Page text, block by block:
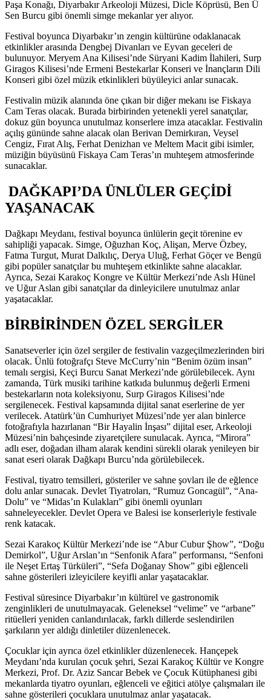
Paşa Konağı, Diyarbakır Arkeoloji Müzesi, Dicle Köprüsü, Ben Ü
Sen Burcu gibi önemli simge mekanlar yer alıyor.
Festival boyunca Diyarbakır’ın zengin kültürüne odaklanacak
etkinlikler arasında Dengbej Divanları ve Eyvan geceleri de
bulunuyor. Meryem Ana Kilisesi’nde Süryani Kadim İlahileri, Surp
Giragos Kilisesi’nde Ermeni Bestekarlar Konseri ve İnançların Dili
Konseri gibi özel müzik etkinlikleri büyüleyici anlar sunacak.
Festivalin müzik alanında öne çıkan bir diğer mekanı ise Fiskaya
Cam Teras olacak. Burada birbirinden yetenekli yerel sanatçılar,
dokuz gün boyunca unutulmaz konserlere imza atacaklar. Festivalin
açılış gününde sahne alacak olan Berivan Demirkıran, Veysel
Cengiz, Fırat Alış, Ferhat Denizhan ve Meltem Macit gibi isimler,
müziğin büyüsünü Fiskaya Cam Teras’ın muhteşem atmosferinde
sunacaklar.
DAĞKAPI’DA ÜNLÜLER GEÇİDİ
YAŞANACAK
Dağkapı Meydanı, festival boyunca ünlülerin geçit törenine ev
sahipliği yapacak. Simge, Oğuzhan Koç, Alişan, Merve Özbey,
Fatma Turgut, Murat Dalkılıç, Derya Uluğ, Ferhat Göçer ve Bengü
gibi popüler sanatçılar bu muhteşem etkinlikte sahne alacaklar.
Ayrıca, Sezai Karakoç Kongre ve Kültür Merkezi’nde Aslı Hünel
ve Uğur Aslan gibi sanatçılar da dinleyicilere unutulmaz anlar
yaşatacaklar.
BİRBİRİNDEN ÖZEL SERGİLER
Sanatseverler için özel sergiler de festivalin vazgeçilmezlerinden biri
olacak. Ünlü fotoğrafçı Steve McCurry’nin “Benim özüm insan”
temalı sergisi, Keçi Burcu Sanat Merkezi’nde görülebilecek. Aynı
zamanda, Türk musiki tarihine katkıda bulunmuş değerli Ermeni
bestekarların nota koleksiyonu, Surp Giragos Kilisesi’nde
sergilenecek. Festival kapsamında dijital sanat eserlerine de yer
verilecek. Atatürk’ün Cumhuriyet Müzesi’nde yer alan binlerce
fotoğrafıyla hazırlanan “Bir Hayalin İnşası” dijital eser, Arkeoloji
Müzesi’nin bahçesinde ziyaretçilere sunulacak. Ayrıca, “Mirora”
adlı eser, doğadan ilham alarak kendini sürekli olarak yenileyen bir
sanat eseri olarak Dağkapı Burcu’nda görülebilecek.
Festival, tiyatro temsilleri, gösteriler ve sahne şovları ile de eğlence
dolu anlar sunacak. Devlet Tiyatroları, “Rumuz Goncagül”, “Ana-
Dolu” ve “Midas’ın Kulakları” gibi önemli oyunları
sahneleyecekler. Devlet Opera ve Balesi ise konserleriyle festivale
renk katacak.
Sezai Karakoç Kültür Merkezi’nde ise “Abur Cubur Şhow”, “Doğu
Demirkol”, Uğur Arslan’ın “Senfonik Afara” performansı, “Senfoni
ile Neşet Ertaş Türküleri”, “Sefa Doğanay Show” gibi eğlenceli
sahne gösterileri izleyicilere keyifli anlar yaşatacaklar.
Festival süresince Diyarbakır’ın kültürel ve gastronomik
zenginlikleri de unutulmayacak. Geleneksel “velime” ve “arbane”
ritüelleri yeniden canlandırılacak, farklı dillerde seslendirilen
şarkıların yer aldığı dinletiler düzenlenecek.
Çocuklar için ayrıca özel etkinlikler düzenlenecek. Hançepek
Meydanı’nda kurulan çocuk şehri, Sezai Karakoç Kültür ve Kongre
Merkezi, Prof. Dr. Aziz Sancar Bebek ve Çocuk Kütüphanesi gibi
mekanlarda tiyatro oyunları, eğlenceli ve eğitici atölye çalışmaları ile
sahne gösterileri çocuklara unutulmaz anlar yaşatacak.